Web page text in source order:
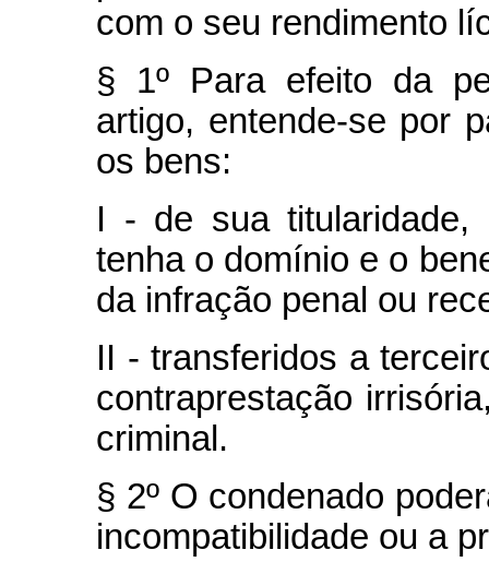
com o seu rendimento
§ 1º Para efeito da
artigo, entende-se por
os bens:
I - de sua
tenha o domínio e o
da infração penal ou
II - transferidos a
contraprestação
criminal.
§ 2º O condenado
incompatibilidade ou a